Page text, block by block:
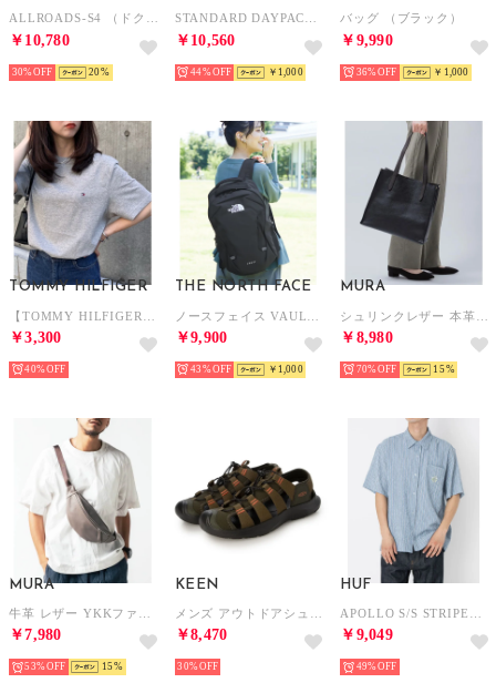
ALLROADS-S4 （ドクターズホワイト）
￥10,780
30% 20
STANDARD DAYPACK スタンダード デイパック リュック バックパック バッグ （ブラック）
￥10,560
44% ￥1,000
バッグ （ブラック）
￥9,990
36% ￥1,000
TOMMY HILFIGER
￥3,300
40%
THE NORTH FACE
￥9,900
43% ￥1,000
MURA
￥8,980
70% 15
MURA
￥7,980
53% 15
KEEN
￥8,470
30%
HUF
￥9,049
49%